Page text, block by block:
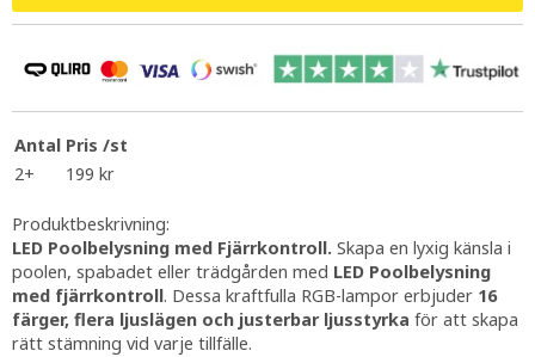
Antal Pris /st
2+
199 kr
Produktbeskrivning:
LED Poolbelysning med Fjärrkontroll. Skapa en lyxig känsla i
poolen, spabadet eller trädgården med LED Poolbelysning
med fjärrkontroll. Dessa kraftfulla RGB-lampor erbjuder 16
färger, flera ljuslägen och justerbar ljusstyrka för att skapa
rätt stämning vid varje tillfälle.